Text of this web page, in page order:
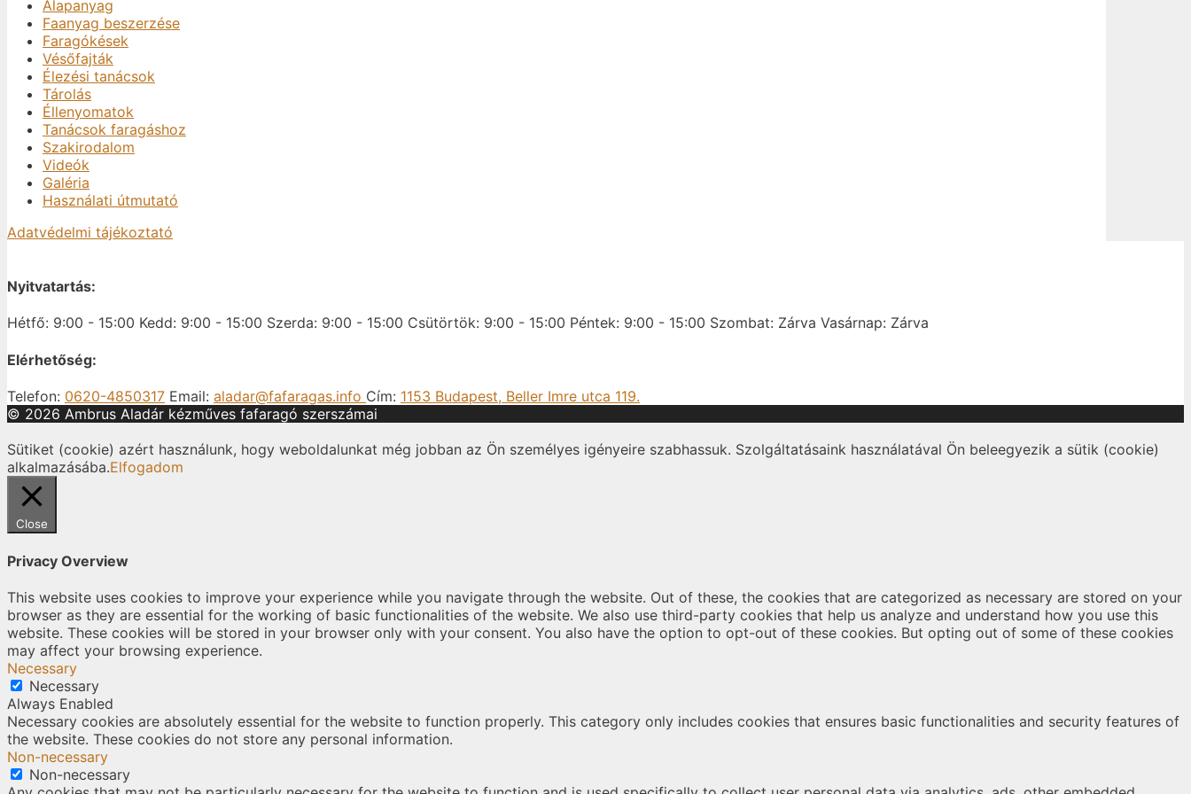
Alapanyag
Faanyag beszerzése
Faragókések
Vésőfajták
Élezési tanácsok
Tárolás
Éllenyomatok
Tanácsok faragáshoz
Szakirodalom
Videók
Galéria
Használati útmutató
Adatvédelmi tájékoztató
Nyitvatartás:
Hétfő: 9:00 - 15:00 Kedd: 9:00 - 15:00 Szerda: 9:00 - 15:00 Csütörtök: 9:00 - 15:00 Péntek: 9:00 - 15:00 Szombat: Zárva Vasárnap: Zárva
Elérhetőség:
Telefon: 0620-4850317 Email: aladar@fafaragas.info Cím: 1153 Budapest, Beller Imre utca 119.
© 2026 Ambrus Aladár kézműves fafaragó szerszámai
Sütiket (cookie) azért használunk, hogy weboldalunkat még jobban az Ön személyes igényeire szabhassuk. Szolgáltatásaink használatával Ön beleegyezik a sütik (cookie)
alkalmazásába.Elfogadom
Close
Privacy Overview
This website uses cookies to improve your experience while you navigate through the website. Out of these, the cookies that are categorized as necessary are stored on your
browser as they are essential for the working of basic functionalities of the website. We also use third-party cookies that help us analyze and understand how you use this
website. These cookies will be stored in your browser only with your consent. You also have the option to opt-out of these cookies. But opting out of some of these cookies
may affect your browsing experience.
Necessary
Necessary
Always Enabled
Necessary cookies are absolutely essential for the website to function properly. This category only includes cookies that ensures basic functionalities and security features of
the website. These cookies do not store any personal information.
Non-necessary
Non-necessary